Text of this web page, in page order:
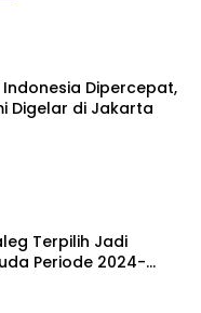
Dipercepat,
Digelar di Jakarta
Terpilih Jadi
Periode 2024-